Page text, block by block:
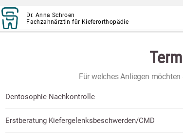
Dr. Anna Schroen
Fachzahnärztin für Kieferorthopädie
Für welches Anliegen
Dentosophie Nachkontrolle
Erstberatung Kiefergelenksbeschwerden/CMD